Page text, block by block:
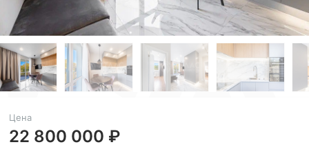
Цена
22 800 000 ₽